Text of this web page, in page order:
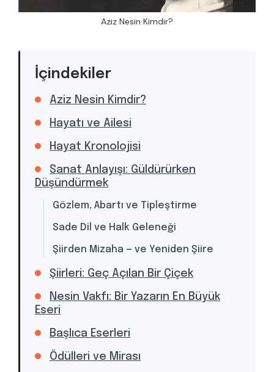
Aziz Nesin Kimdir?
İçindekiler
Aziz Nesin Kimdir?
Hayatı ve Ailesi
Hayat Kronolojisi
Sanat Anlayışı: Güldürürken
Düşündürmek
Gözlem, Abartı ve Tipleştirme
Sade Dil ve Halk Geleneği
Şiirden Mizaha — ve Yeniden Şiire
Şiirleri: Geç Açılan Bir Çiçek
Nesin Vakfı: Bir Yazarın En Büyük
Eseri
Başlıca Eserleri
Ödülleri ve Mirası